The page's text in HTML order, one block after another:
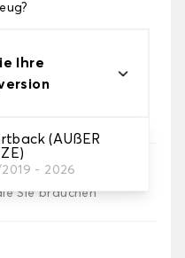
Ihre
(AUßER
- 2026
Sie brauchen